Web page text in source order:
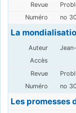
no
La
no
Les promesses